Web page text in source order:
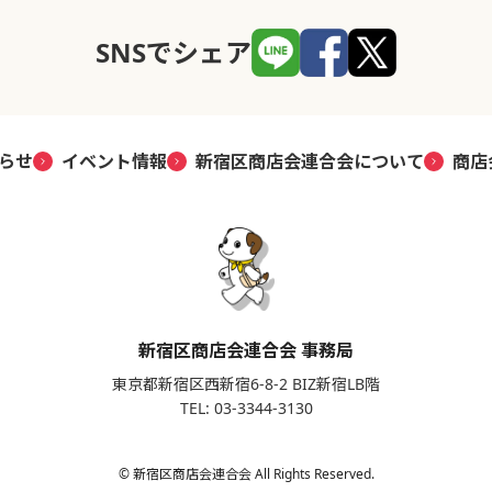
SNSでシェア
せ イベント情報 新宿区商店会連合会について 商
新宿区商店会連合会 事務局
東京都新宿区西新宿6-8-2 BIZ新宿LB階
TEL: 03-3344-3130
© 新宿区商店会連合会 All Rights Reserved.